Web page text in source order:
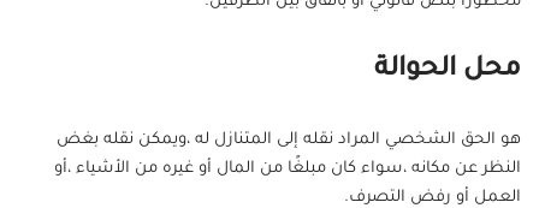
محل الحوالة
هو الحق الشخصي المراد نقله إلى المتنازل له ،ويمكن نقله بغض
النظر عن مكانه ،سواء كان مبلغًا من المال أو غيره من الأشياء ،أو
العمل أو رفض التصرف.